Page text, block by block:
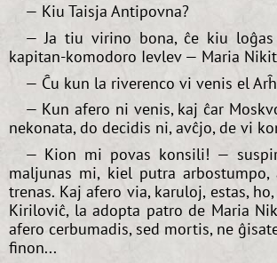
— Kiu Taisja Antipovna?
— Ja tiu virino bona, ĉe kiu
kapitan-komodoro Ievlev — Maria
— Ĉu kun la riverenco vi venis el
— Kun afero ni venis, kaj ĉar
nekonata, do decidis ni, avĉjo, de vi
— Kion mi povas konsili! —
maljunas mi, kiel putra
trenas. Kaj afero via, karuloj, estas,
Kiriloviĉ, la adopta patro de Maria
afero cerbumadis, sed mortis, ne
finon...